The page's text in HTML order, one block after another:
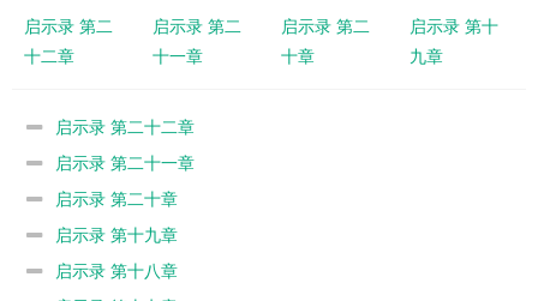
启示录 第二
十二章
启示录 第二
十一章
启示录 第二
十章
启示录 第十
九章
启示录 第二十二章
启示录 第二十一章
启示录 第二十章
启示录 第十九章
启示录 第十八章